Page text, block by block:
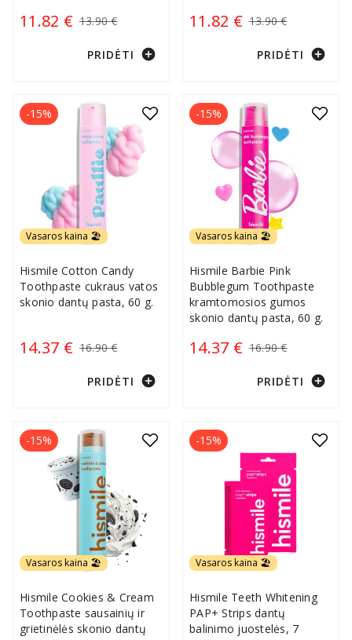
11.82 € 13.90 €
PRIDĖTI add_circle
11.82 € 13.90 €
PRIDĖTI add_circle
Vasaros kaina 🏖️
Hismile Cotton Candy
Toothpaste cukraus vatos
skonio dantų pasta, 60 g.
14.37 € 16.90 €
-15%
PRIDĖTI add_circle
Vasaros kaina 🏖️
Hismile Barbie Pink
Bubblegum Toothpaste
kramtomosios gumos
skonio dantų pasta, 60 g.
14.37 € 16.90 €
-15%
PRIDĖTI add_circle
Vasaros kaina 🏖️
Hismile Cookies & Cream
Toothpaste sausainių ir
grietinėlės skonio dantų
-15%
Vasaros kaina 🏖️
Hismile Teeth Whitening
PAP+ Strips dantų
balinimo juostelės, 7
-15%